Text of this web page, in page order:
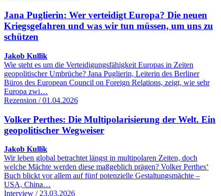
Jana Puglierin: Wer verteidigt Europa? Die neuen
Kriegsgefahren und was wir tun müssen, um uns zu
schützen
Jakob Kullik
Wie steht es um die Verteidigungsfähigkeit Europas in Zeiten
geopolitischer Umbrüche? Jana Puglierin, Leiterin des Berliner
Büros des European Council on Foreign Relations, zeigt, wie sehr
Europa zwi…
Rezension / 01.04.2026
Volker Perthes: Die Multipolarisierung der Welt. Ein
geopolitischer Wegweiser
Jakob Kullik
Wir leben global betrachtet längst in multipolaren Zeiten, doch
welche Mächte werden diese maßgeblich prägen? Volker Perthes‘
Buch blickt vor allem auf fünf potenzielle Gestaltungsmächte –
USA, China…
Interview / 23.03.2026